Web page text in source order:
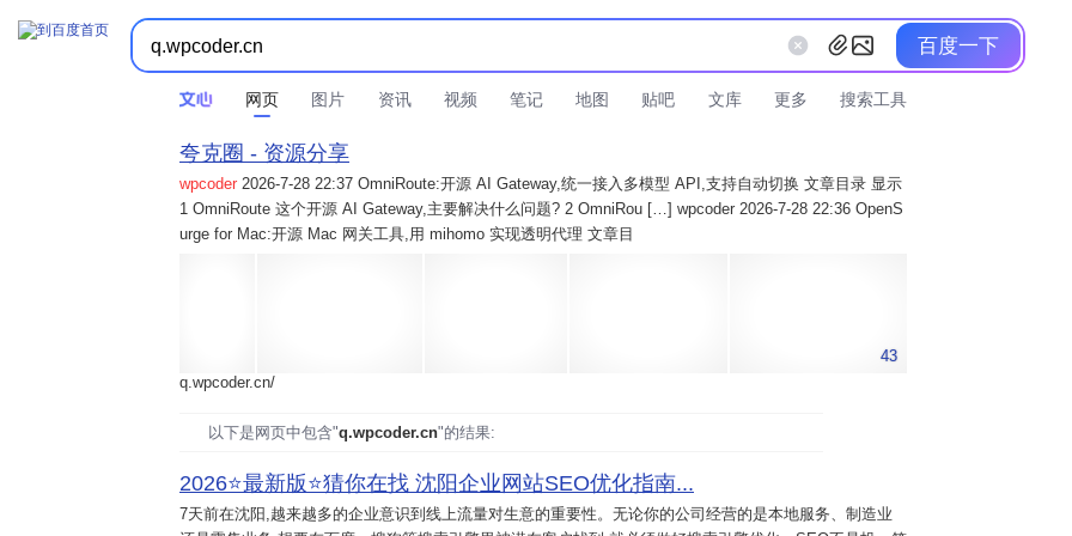
百度一下
网页 图片 资讯 视频 笔记 地图 贴吧 文库 更多 搜索工具
夸克圈 - 资源分享
wpcoder 2026-7-28 22:37 OmniRoute:开源 AI Gateway,统一接入多模型 API,支持自动切换 文章目录 显示
1 OmniRoute 这个开源 AI Gateway,主要解决什么问题? 2 OmniRou […] wpcoder 2026-7-28 22:36 OpenS
urge for Mac:开源 Mac 网关工具,用 mihomo 实现透明代理 文章目
43
q.wpcoder.cn/
以下是网页中包含"q.wpcoder.cn"的结果:
2026⭐️最新版⭐️猜你在找 沈阳企业网站SEO优化指南...
7天前在沈阳,越来越多的企业意识到线上流量对生意的重要性。无论你的公司经营的是本地服务、制造业